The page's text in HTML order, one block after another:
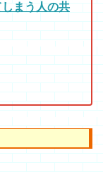
まう人の共